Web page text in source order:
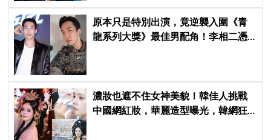
原本只是特別出演，竟逆襲入圍《青
龍系列大獎》最佳男配角！李相二憑
濃妝也遮不住女神美貌！韓佳人挑戰
中國網紅妝，華麗造型曝光，韓網狂